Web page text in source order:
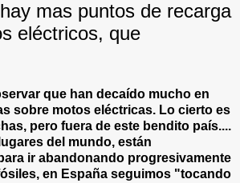
mas puntos de recarga
eléctricos, que
que han decaído mucho en
sobre motos eléctricas. Lo cierto es
pero fuera de este bendito país....
del mundo, están
ir abandonando progresivamente
en España seguimos "tocando